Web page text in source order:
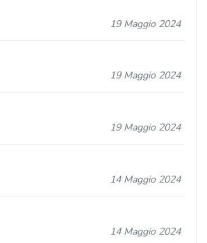
19 Maggio 2024
19 Maggio 2024
19 Maggio 2024
14 Maggio 2024
14 Maggio 2024